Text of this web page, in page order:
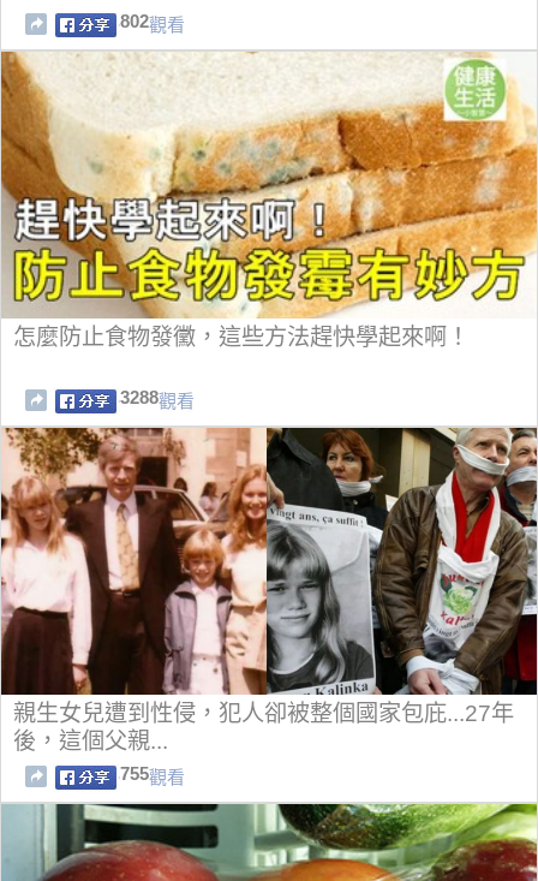
802觀看
怎麼防止食物發黴，這些方法趕快學起來啊！
3288觀看
親生女兒遭到性侵，犯人卻被整個國家包庇...27年
後，這個父親...
755觀看